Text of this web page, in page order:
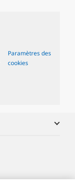
Paramètres des
cookies